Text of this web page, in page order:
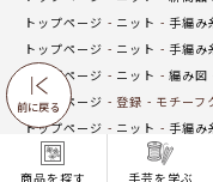
商品を探す 手芸を学ぶ
前に戻る
トップページ
ニット 手編み
トップページ
ニット 手編み
トップページ
ニット 編み図
トップページ
登録
モチーフ
トップページ
ニット 手編み
トップページ
一覧はこちら(